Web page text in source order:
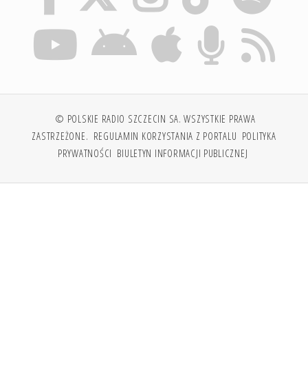
© POLSKIE RADIO SZCZECIN SA. WSZYSTKIE PRAWA
ZASTRZEŻONE. REGULAMIN KORZYSTANIA Z PORTALU POLITYKA
PRYWATNOŚCI BIULETYN INFORMACJI PUBLICZNEJ